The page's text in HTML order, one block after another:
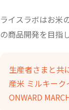
ライスラボはお米
の商品開発を目指
生産者さまと共
産米 ミルキーク
ONWARD